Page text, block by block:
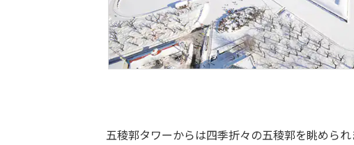
五稜郭タワーからは四季折々の五稜郭を眺めら